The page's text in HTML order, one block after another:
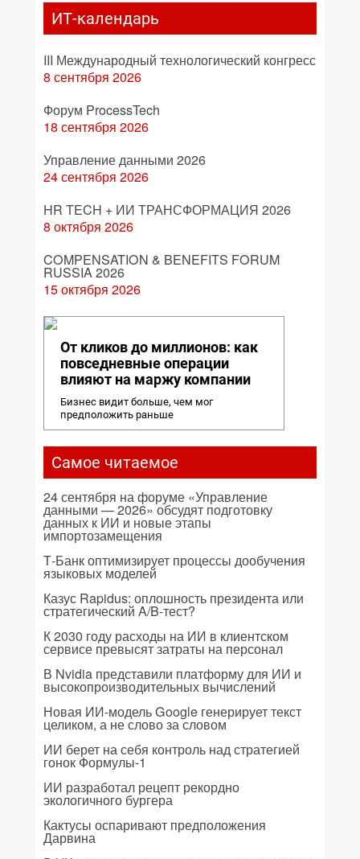
ИТ-календарь
III Международный технологический конгресс
8 сентября 2026
Форум ProcessTech
18 сентября 2026
Управление данными 2026
24 сентября 2026
HR TECH + ИИ ТРАНСФОРМАЦИЯ 2026
8 октября 2026
COMPENSATION & BENEFITS FORUM
RUSSIA 2026
15 октября 2026
От кликов до миллионов: как
повседневные операции
влияют на маржу компании
Бизнес видит больше, чем мог
предположить раньше
Самое читаемое
24 сентября на форуме «Управление
данными — 2026» обсудят подготовку
данных к ИИ и новые этапы
импортозамещения
Т-Банк оптимизирует процессы дообучения
языковых моделей
Казус Rapidus: оплошность президента или
стратегический A/B-тест?
К 2030 году расходы на ИИ в клиентском
сервисе превысят затраты на персонал
В Nvidia представили платформу для ИИ и
высокопроизводительных вычислений
Новая ИИ-модель Google генерирует текст
целиком, а не слово за словом
ИИ берет на себя контроль над стратегией
гонок Формулы-1
ИИ разработал рецепт рекордно
экологичного бургера
Кактусы оспаривают предположения
Дарвина